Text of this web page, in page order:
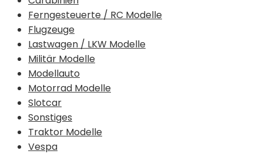
Ferngesteuerte / RC Modelle
Flugzeuge
Lastwagen / LKW Modelle
Militär Modelle
Modellauto
Motorrad Modelle
Slotcar
Sonstiges
Traktor Modelle
Vespa